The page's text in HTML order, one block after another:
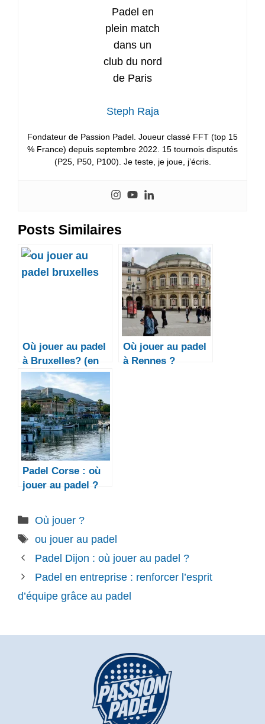
Steph Raja
Fondateur de Passion Padel. Joueur classé FFT (top 15
% France) depuis septembre 2022. 15 tournois disputés
(P25, P50, P100). Je teste, je joue, j’écris.
Posts Similaires
Où jouer au padel
à Bruxelles? (en
2026)
Où jouer au padel
à Rennes ?
Padel Corse : où
jouer au padel ?
Catégories
Où jouer ?
Étiquettes
ou jouer au padel
Padel Dijon : où jouer au padel ?
Padel en entreprise : renforcer l’esprit
d’équipe grâce au padel